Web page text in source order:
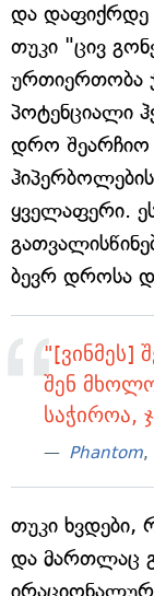
და დაფიქრდე
თუკი "ცივ
ურთიერთობა
პოტენციალი
დრო შეარჩიო
ყველაფერი.
ბევრ დროსა
"[ვინმეს]
შენ
საჭიროა,
Phantom,
თუკი ხვდები,
და მართლაც